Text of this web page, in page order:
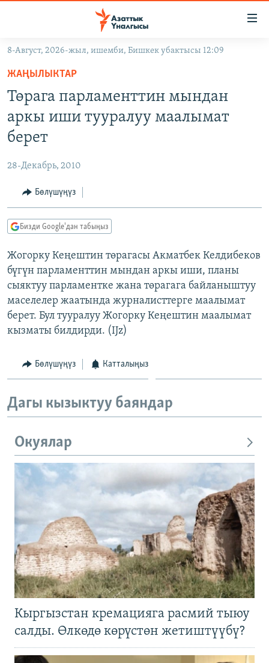
Навигацияга
өтүңүз
Издөөгө
салыңызКЫРГЫЗСТАН
МАДАНИЯТ
ДҮЙНӨ
УКРАИНА
ТВ ПРОГРАММАЛАР
БҮГҮН АЗАТТЫКТА
ДАНИСТЕ
АЗАТТЫК+
ЫҢГАЙСЫЗ СУРООЛОР
ПОДКАСТ
ОНЛАЙН ШЕРИНЕ
ЭЕ/АРнун бардык сайттары
8-Август, 2026-жыл, ишемби, Бишкек убактысы 12:09
ЖАҢЫЛЫКТАР
Төрага парламенттин мындан
аркы иши тууралуу маалымат
берет
28-Декабрь, 2010
Бөлүшүңүз
Бизди Google'дан табыңыз
Жогорку Кеңештин төрагасы Акматбек Келдибеков
бүгүн парламенттин мындан аркы иши, планы
сыяктуу парламентке жана төрагага байланыштуу
маселелер жаатында журналисттерге маалымат
берет. Бул тууралуу Жогорку Кеңештин маалымат
кызматы билдирди. (IJz)
Бөлүшүңүз Катталыңыз
Дагы кызыктуу баяндар
Окуялар
Кыргызстан кремацияга расмий тыюу
салды. Өлкөдө көрүстөн жетиштүүбү?